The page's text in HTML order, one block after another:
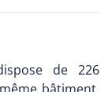
de 226